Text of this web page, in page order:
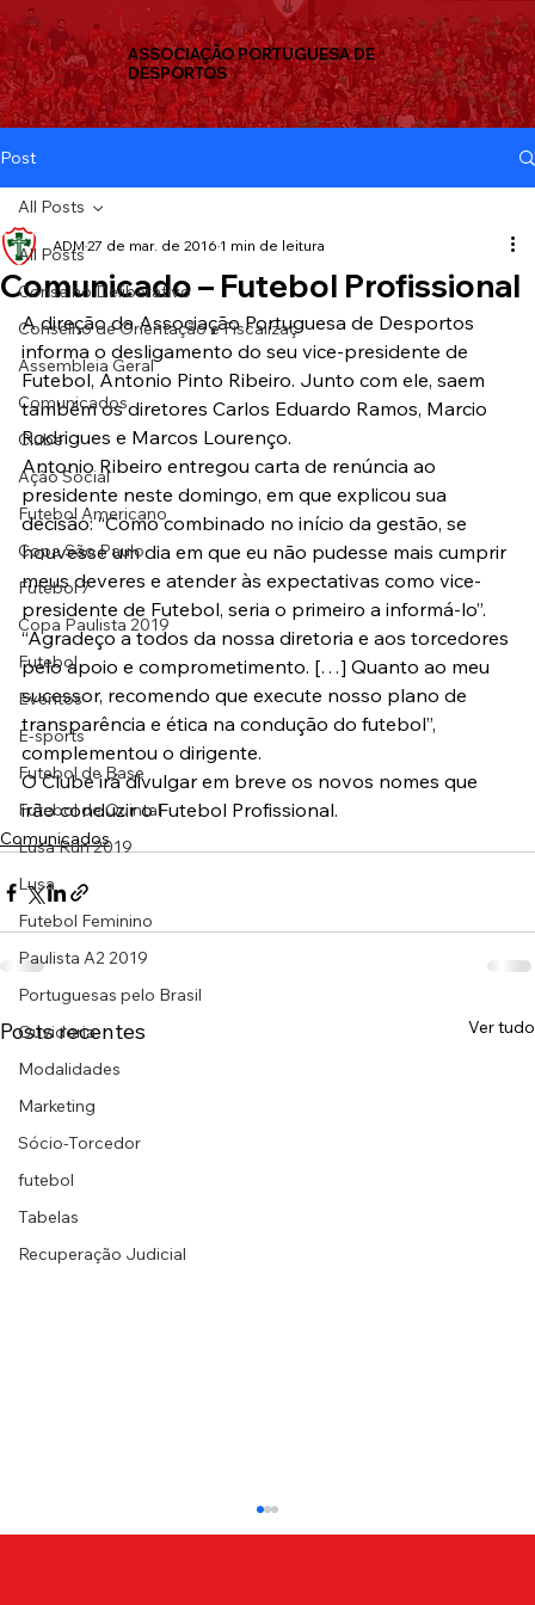
ASSOCIAÇÃO PORTUGUESA DE
DESPORTOS
Post
All Posts
Conselho Deliberativo
Conselho de Orientação e Fiscalizaç
Assembleia Geral
Comunicados
Clube
Ação Social
Futebol Americano
Copa São Paulo
Futebol 7
Copa Paulista 2019
Futebol
Eventos
E-sports
Futebol de Base
Futebol de Quintal
Lusa Run 2019
Lusa
Futebol Feminino
Paulista A2 2019
Portuguesas pelo Brasil
Ouvidoria
Modalidades
Marketing
Sócio-Torcedor
futebol
Tabelas
Recuperação Judicial
All Posts
Comunicado – Futebol Profissional
ADM 27 de mar. de 2016 1 min de leitura
A direção da Associação Portuguesa de Desportos
informa o desligamento do seu vice-presidente de
Futebol, Antonio Pinto Ribeiro. Junto com ele, saem
também os diretores Carlos Eduardo Ramos, Marcio
Rodrigues e Marcos Lourenço.
Antonio Ribeiro entregou carta de renúncia ao
presidente neste domingo, em que explicou sua
decisão: “Como combinado no início da gestão, se
houvesse um dia em que eu não pudesse mais cumprir
meus deveres e atender às expectativas como vice-
presidente de Futebol, seria o primeiro a informá-lo”.
“Agradeço a todos da nossa diretoria e aos torcedores
pelo apoio e comprometimento. […] Quanto ao meu
sucessor, recomendo que execute nosso plano de
transparência e ética na condução do futebol”,
complementou o dirigente.
O Clube irá divulgar em breve os novos nomes que
irão conduzir o Futebol Profissional.
Comunicados
Posts recentes Ver tudo